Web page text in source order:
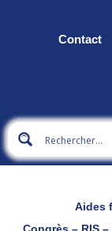
Contact
Aides